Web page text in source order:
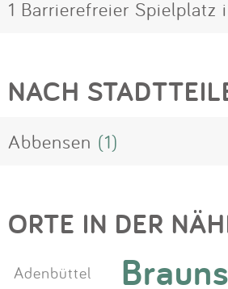
1 Barrierefreier Spielplatz
NACH
Abbensen (1)
ORTE IN DER
Adenbüttel